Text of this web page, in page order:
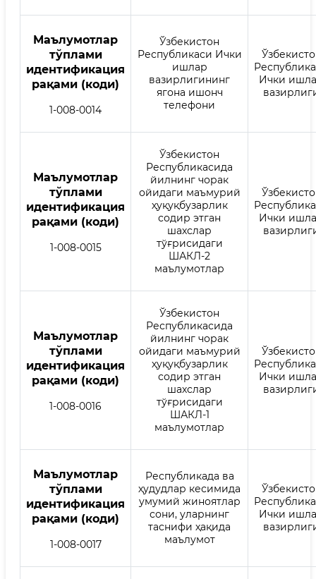
Mаълумотлар
тўплами
идентификация
рақами (коди)
1-008-0014
Ўзбекистон
Республикаси Ички
ишлар
вазирлигининг
ягона ишонч
телефони
Ички
Mаълумотлар
тўплами
идентификация
рақами (коди)
1-008-0015
Ўзбекистон
Республикасида
йилнинг чорак
ойидаги маъмурий
ҳуқуқбузарлик
содир этган
шахслар
тўғрисидаги
ШАКЛ-2
маълумотлар
Ички
Mаълумотлар
тўплами
идентификация
рақами (коди)
1-008-0016
Ўзбекистон
Республикасида
йилнинг чорак
ойидаги маъмурий
ҳуқуқбузарлик
содир этган
шахслар
тўғрисидаги
ШАКЛ-1
маълумотлар
Ички
Mаълумотлар
тўплами
идентификация
рақами (коди)
1-008-0017
Республикада ва
ҳудудлар кесимида
умумий жиноятлар
сони, уларнинг
таснифи ҳақида
маълумот
Ички